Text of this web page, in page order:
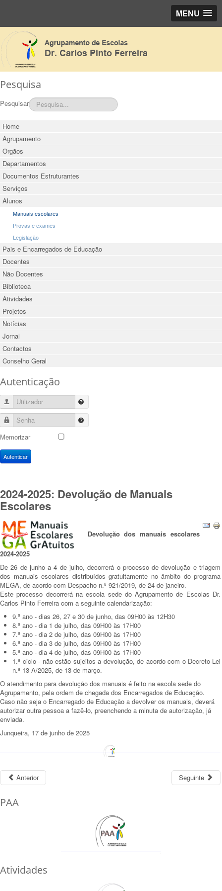
MENU
Pesquisa
Pesquisar
Home
Agrupamento
Orgãos
Departamentos
Documentos Estruturantes
Serviços
Alunos
Manuais escolares
Provas e exames
Legislação
Pais e Encarregados de Educação
Docentes
Não Docentes
Biblioteca
Atividades
Projetos
Notícias
Jornal
Contactos
Conselho Geral
Autenticação
Utilizador
Senha
Memorizar
Autenticar
2024-2025: Devolução de Manuais
Escolares
Devolução dos manuais escolares
2024-2025
De 26 de junho a 4 de julho, decorrerá o processo de devolução e triagem
dos manuais escolares distribuídos gratuitamente no âmbito do programa
MEGA, de acordo com Despacho n.º 921/2019, de 24 de janeiro.
Este processo decorrerá na escola sede do Agrupamento de Escolas Dr.
Carlos Pinto Ferreira com a seguinte calendarização:
9.º ano - dias 26, 27 e 30 de junho, das 09H00 às 12H30
8.º ano - dia 1 de julho, das 09H00 às 17H00
7.º ano - dia 2 de julho, das 09H00 às 17H00
6.º ano - dia 3 de julho, das 09H00 às 17H00
5.º ano - dia 4 de julho, das 09H00 às 17H00
1.º ciclo - não estão sujeitos a devolução, de acordo com o Decreto-Lei
n.º 13-A/2025, de 13 de março.
O atendimento para devolução dos manuais é feito na escola sede do
Agrupamento, pela ordem de chegada dos Encarregados de Educação.
Caso não seja o Encarregado de Educação a devolver os manuais, deverá
autorizar outra pessoa a fazê-lo, preenchendo a minuta de autorização, já
enviada.
Junqueira, 17 de junho de 2025
Anterior Seguinte
PAA
Atividades